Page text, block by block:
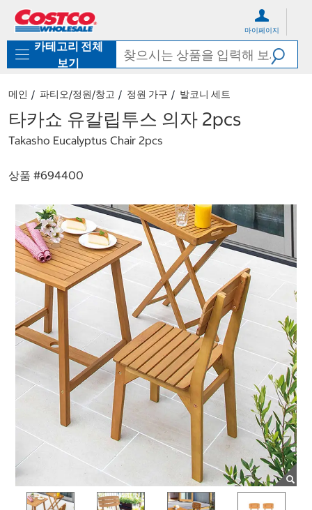
로
기
가
마이페이지
카테고리 전체
보기
메인 파티오/정원/창고 정원 가구 발코니 세트
타카쇼 유칼립투스 의자 2pcs
Takasho Eucalyptus Chair 2pcs
상품 #694400